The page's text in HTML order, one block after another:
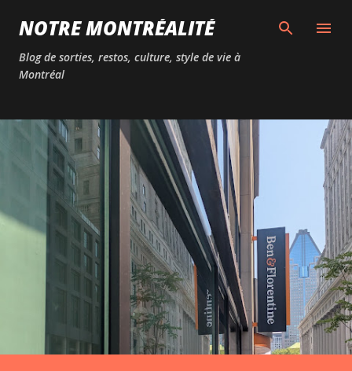
Passer au contenu principal
NOTRE MONTRÉALITÉ
Blog de sorties, restos, culture, style de vie à
Montréal